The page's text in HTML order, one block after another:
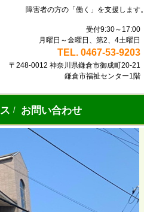
障害者の方の「働く」を支援します。
受付9:30～17:00
月曜日～金曜日、第2、4土曜日
TEL. 0467-53-9203
〒248-0012 神奈川県鎌倉市御成町20‐21
鎌倉市福祉センター1階
お問い合わせ